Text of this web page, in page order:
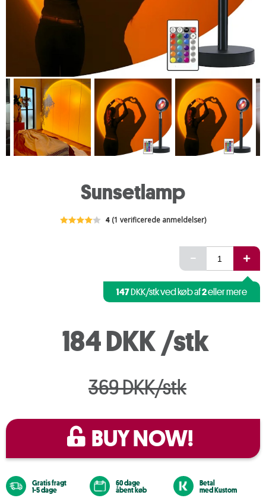
Sunsetlamp
4 (1 verificerede anmeldelser)
147DKK/stk ved køb af2eller mere
184 DKK/stk
369 DKK/stk
BUY NOW!
Gratis fragt
1-5 dage
60 dage
åbent køb
Betal
med Kustom